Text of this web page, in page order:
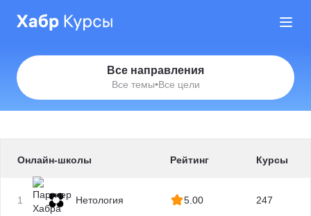
Все направления
Все темы•Все цели
Онлайн-школы Рейтинг Курсы
1 Нетология 5.00 247